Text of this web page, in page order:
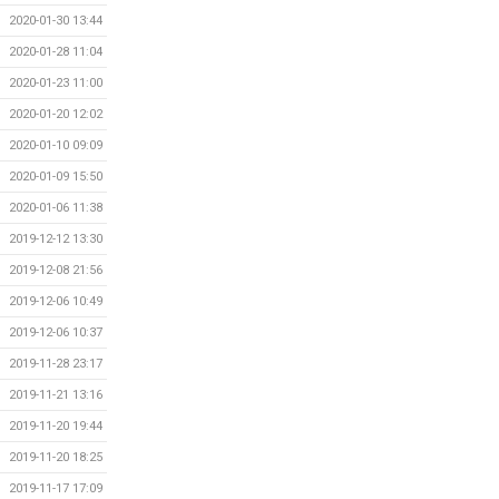
2020-01-30 13:44
2020-01-28 11:04
2020-01-23 11:00
2020-01-20 12:02
2020-01-10 09:09
2020-01-09 15:50
2020-01-06 11:38
2019-12-12 13:30
2019-12-08 21:56
2019-12-06 10:49
2019-12-06 10:37
2019-11-28 23:17
2019-11-21 13:16
2019-11-20 19:44
2019-11-20 18:25
2019-11-17 17:09